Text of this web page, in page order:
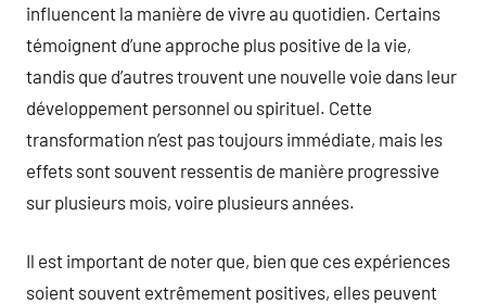
influencent la manière de vivre au quotidien. Certains
témoignent d’une approche plus positive de la vie,
tandis que d’autres trouvent une nouvelle voie dans leur
développement personnel ou spirituel. Cette
transformation n’est pas toujours immédiate, mais les
effets sont souvent ressentis de manière progressive
sur plusieurs mois, voire plusieurs années.
Il est important de noter que, bien que ces expériences
soient souvent extrêmement positives, elles peuvent